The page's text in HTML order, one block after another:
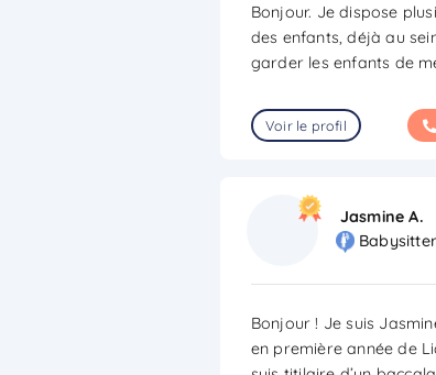
Bonjour. Je dispose
des enfants, déjà au
garder les enfants de
Voir le profil
Jasmine A.
Bonjour ! Je suis
en première année de